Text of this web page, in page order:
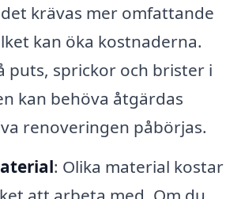
krävas mer omfattande
kan öka kostnaderna.
puts, sprickor och brister i
kan behöva åtgärdas
renoveringen påbörjas.
: Olika material kostar